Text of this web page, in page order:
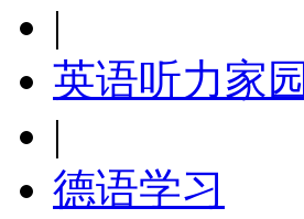
|
英语听力家园
|
德语学习